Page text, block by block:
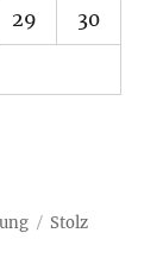
29 30
Stolz